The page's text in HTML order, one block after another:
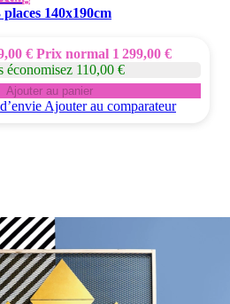
140x190cm
€ Prix normal 1 299,00 €
économisez 110,00 €
Ajouter au panier
Ajouter au comparateur